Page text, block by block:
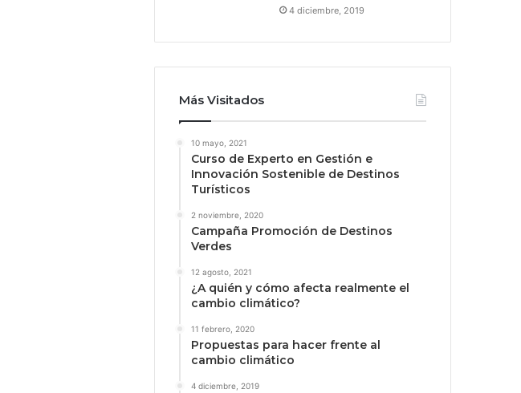
4 diciembre, 2019
Más Visitados
10 mayo, 2021
Curso de Experto en Gestión e
Innovación Sostenible de Destinos
Turísticos
2 noviembre, 2020
Campaña Promoción de Destinos
Verdes
12 agosto, 2021
¿A quién y cómo afecta realmente el
cambio climático?
11 febrero, 2020
Propuestas para hacer frente al
cambio climático
4 diciembre, 2019